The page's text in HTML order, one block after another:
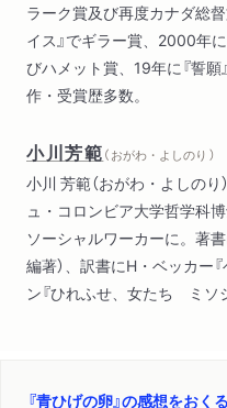
ラーク賞及び再度カナダ総
イス』でギラー賞、2000年
びハメット賞、19年に『誓
作・受賞歴多数。
小川芳範（ おがわ・よしのり ）
小川 芳範（おがわ・よしの
ュ・コロンビア大学哲学科
ソーシャルワーカーに。著書
編著）、訳書にH・ベッカー
ン『ひれふせ、女たち ミソ
『青ひげの卵』の感想をおくる